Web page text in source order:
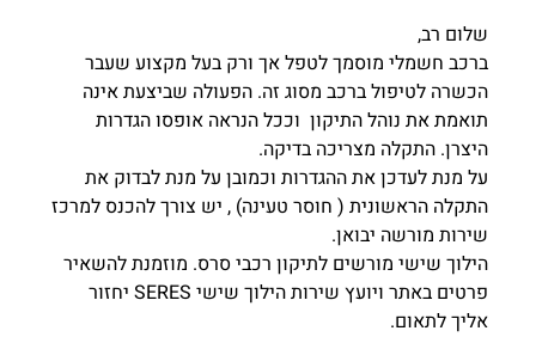
שלום רב,
ברכב חשמלי מוסמך לטפל אך ורק בעל מקצוע שעבר
הכשרה לטיפול ברכב מסוג זה. הפעולה שביצעת אינה
תואמת את נוהל התיקון וככל הנראה אופסו הגדרות
היצרן. התקלה מצריכה בדיקה.
על מנת לעדכן את ההגדרות וכמובן על מנת לבדוק את
התקלה הראשונית ( חוסר טעינה) , יש צורך להכנס למרכז
שירות מורשה יבואן.
הילוך שישי מורשים לתיקון רכבי סרס. מוזמנת להשאיר
פרטים באתר ויועץ שירות הילוך שישי SERES יחזור
אליך לתאום.